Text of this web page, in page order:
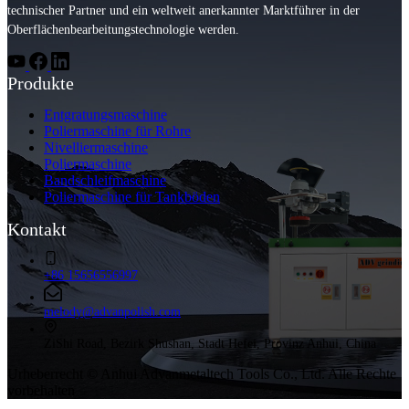
technischer Partner und ein weltweit anerkannter Marktführer in der
Oberflächenbearbeitungstechnologie werden.
Produkte
Entgratungsmaschine
Poliermaschine für Rohre
Nivelliermaschine
Poliermaschine
Bandschleifmaschine
Poliermaschine für Tankböden
Kontakt
+86 15656556997
melody@advanpolish.com
ZiShi Road, Bezirk Shushan, Stadt Hefei, Provinz Anhui, China
Urheberrecht © Anhui Advanmetaltech Tools Co., Ltd. Alle Rechte